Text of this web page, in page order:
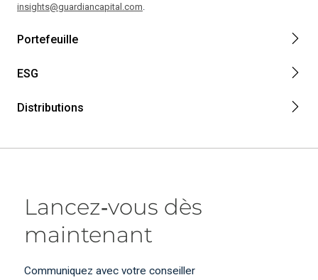
insights@guardiancapital.com.
Portefeuille
ESG
Distributions
Lancez‑vous dès
maintenant
Communiquez avec votre conseiller